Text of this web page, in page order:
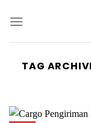
TAG